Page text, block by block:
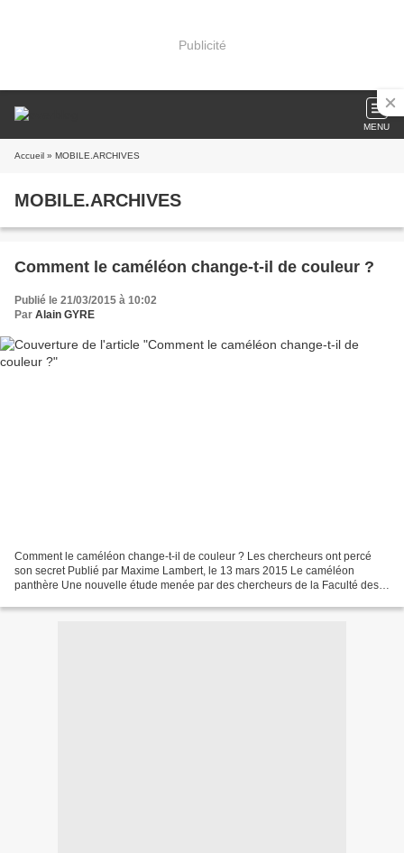
Publicité
MENU
Accueil » MOBILE.ARCHIVES
MOBILE.ARCHIVES
Comment le caméléon change-t-il de couleur ?
Publié le 21/03/2015 à 10:02
Par Alain GYRE
Comment le caméléon change-t-il de couleur ? Les chercheurs ont percé
son secret Publié par Maxime Lambert, le 13 mars 2015 Le caméléon
panthère Une nouvelle étude menée par des chercheurs de la Faculté des